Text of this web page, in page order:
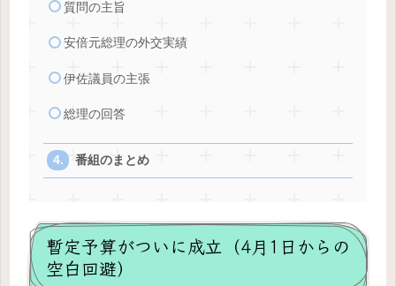
質問の主旨
安倍元総理の外交実績
伊佐議員の主張
総理の回答
番組のまとめ
暫定予算がついに成立（4月1日からの
空白回避）